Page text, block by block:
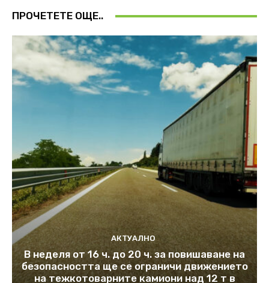
ПРОЧЕТЕТЕ ОЩЕ..
АКТУАЛНО
В неделя от 16 ч. до 20 ч. за повишаване на
безопасността ще се ограничи движението
на тежкотоварните камиони над 12 т в